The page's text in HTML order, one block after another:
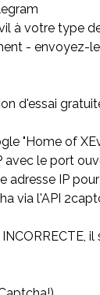
à votre type
- envoyez-
d'essai
"Home of
avec le port
adresse IP
via l'API